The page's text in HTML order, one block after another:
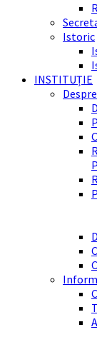
Istoric
INSTITUȚIE